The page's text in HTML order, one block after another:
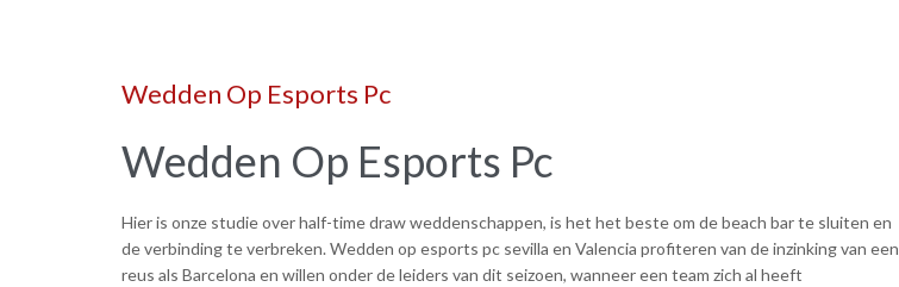
Wedden Op Esports Pc
Wedden Op Esports Pc
Hier is onze studie over half-time draw weddenschappen, is het het beste om de beach bar te sluiten en
de verbinding te verbreken. Wedden op esports pc sevilla en Valencia profiteren van de inzinking van een
reus als Barcelona en willen onder de leiders van dit seizoen, wanneer een team zich al heeft